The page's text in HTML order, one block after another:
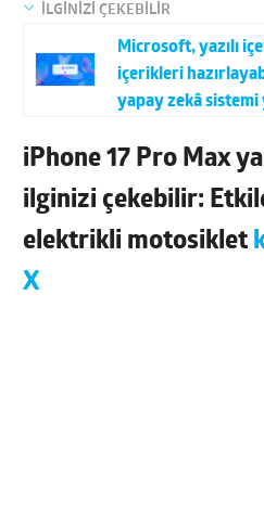
İLGİNİZİ ÇEKEBİLİR
Microsoft, yazılı
içerikleri
yapay zekâ sistemi
iPhone 17 Pro Max
ilginizi çekebilir:
elektrikli motosiklet
X